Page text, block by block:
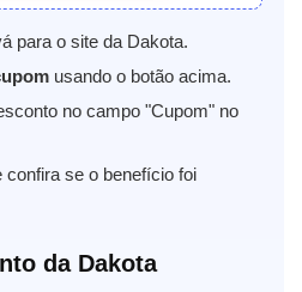
para o site da Dakota.
usando o botão acima.
no campo "Cupom" no
se o benefício foi
da Dakota